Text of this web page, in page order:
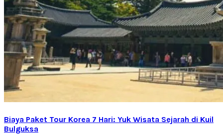
Biaya Paket Tour Korea 7 Hari: Yuk Wisata Sejarah di Kuil
Bulguksa